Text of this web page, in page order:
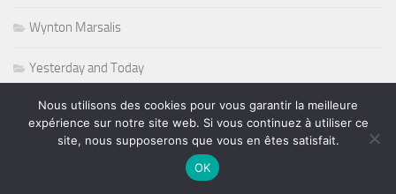
Wynton Marsalis
Yesterday and Today
Nous utilisons des cookies pour vous garantir la meilleure
expérience sur notre site web. Si vous continuez à utiliser ce
site, nous supposerons que vous en êtes satisfait.
OK